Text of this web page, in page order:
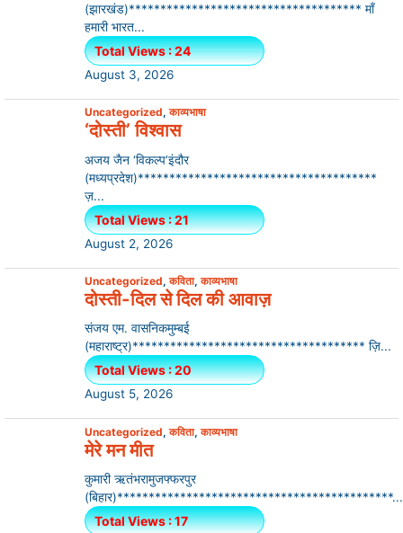
(झारखंड)************************************* माँ
हमारी भारत...
Total Views : 24
August 3, 2026
Uncategorized,काव्यभाषा
‘दोस्ती’ विश्वास
अजय जैन ‘विकल्प’इंदौर
(मध्यप्रदेश)**************************************
ज़...
Total Views : 21
August 2, 2026
Uncategorized,कविता,काव्यभाषा
दोस्ती-दिल से दिल की आवाज़
संजय एम. वासनिकमुम्बई
(महाराष्ट्र)************************************* ज़ि...
Total Views : 20
August 5, 2026
Uncategorized,कविता,काव्यभाषा
मेरे मन मीत
कुमारी ऋतंभरामुजफ्फरपुर
(बिहार)********************************************...
Total Views : 17